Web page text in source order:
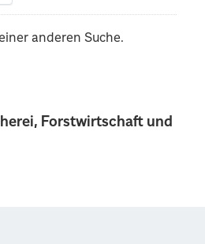
Forstwirtschaft und
anderen Suche.